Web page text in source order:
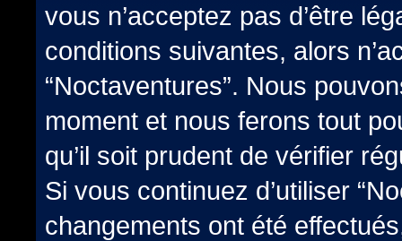
vous n’acceptez pas d’être
conditions suivantes, alors
“Noctaventures”. Nous
moment et nous ferons tout
qu’il soit prudent de vérifier
Si vous continuez d’utiliser
changements ont été